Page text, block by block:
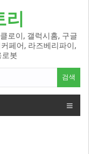
리
로이, 갤럭시홈, 구글
페어, 라즈베리파이,
로봇